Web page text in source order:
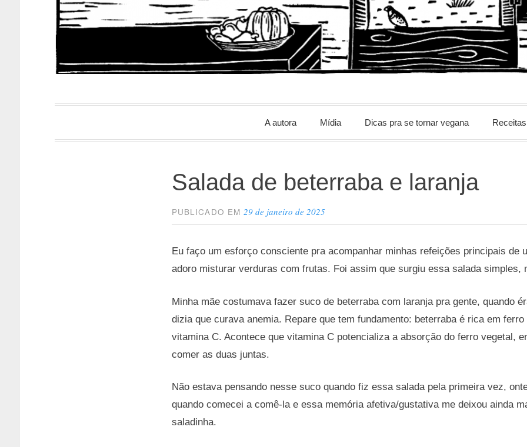
PapacapimA autora Mídia Dicas pra se tornar vegana Receitas
Salada de beterraba e laranja
PUBLICADO EM29 de janeiro de 2025
Eu faço um esforço consciente pra acompanhar minhas refeições principais de
adoro misturar verduras com frutas. Foi assim que surgiu essa salada simples,
Minha mãe costumava fazer suco de beterraba com laranja pra gente, quando
dizia que curava anemia. Repare que tem fundamento: beterraba é rica em
vitamina C. Acontece que vitamina C potencializa a absorção do ferro vegetal,
comer as duas juntas.
Não estava pensando nesse suco quando fiz essa salada pela primeira vez,
quando comecei a comê-la e essa memória afetiva/gustativa me deixou ainda
saladinha.